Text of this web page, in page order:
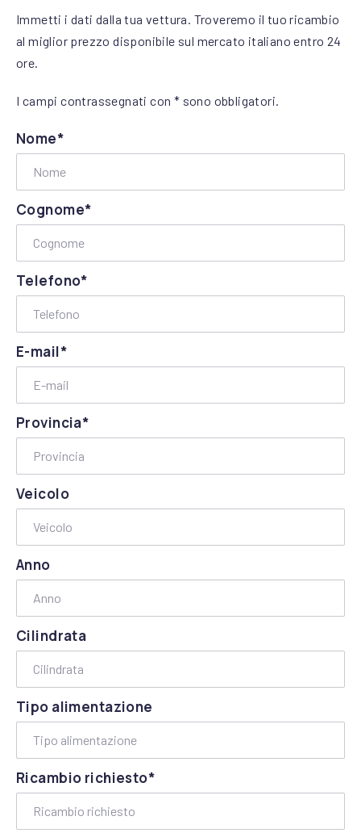
Immetti i dati dalla tua vettura. Troveremo il tuo ricambio
al miglior prezzo disponibile sul mercato italiano entro 24
ore.
I campi contrassegnati con * sono obbligatori.
Nome*
Cognome*
Telefono*
E-mail*
Provincia*
Veicolo
Anno
Cilindrata
Tipo alimentazione
Ricambio richiesto*